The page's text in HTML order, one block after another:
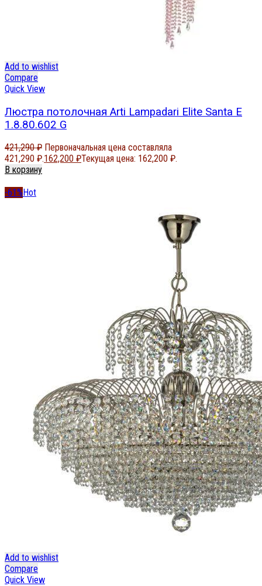
Add to wishlist
Compare
Quick View
Люстра потолочная Arti Lampadari Elite Santa E
1.8.80.602 G
421,290₽ Первоначальная цена составляла
421,290 ₽.162,200 ₽Текущая цена: 162,200 ₽.
В корзину
-61% Hot
Add to wishlist
Compare
Quick View